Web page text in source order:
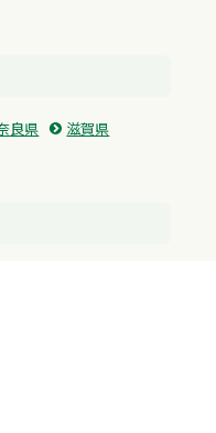
良県
滋賀県